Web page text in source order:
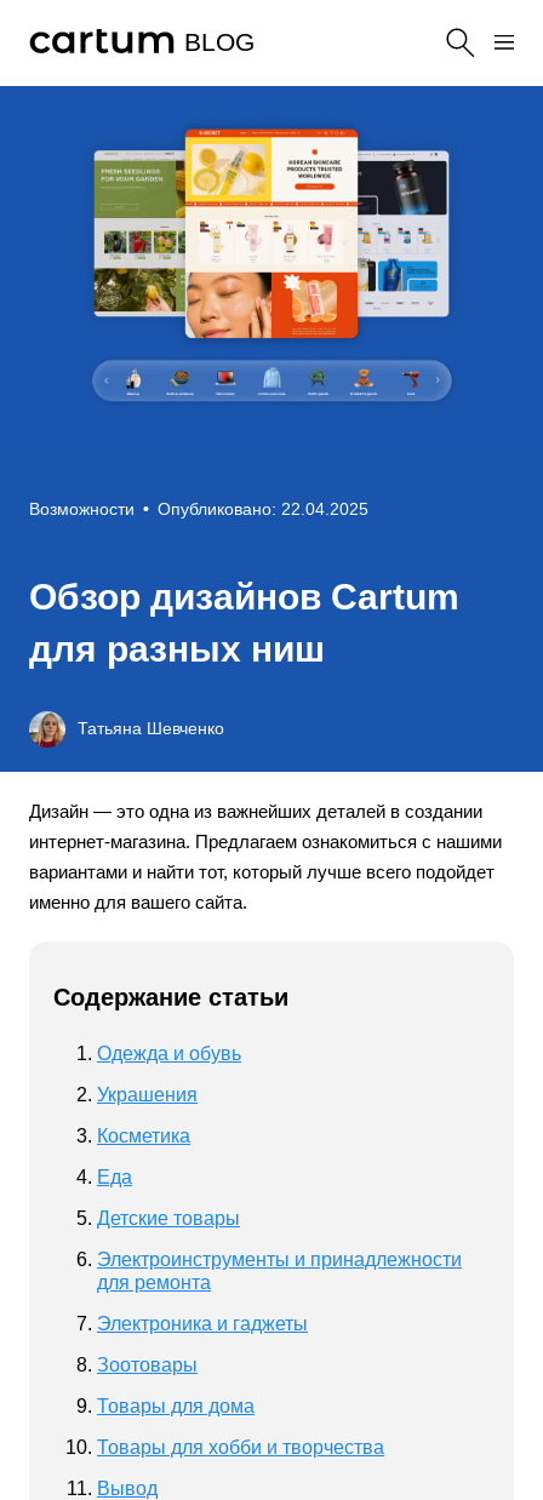
BLOG
Возможности • Опубликовано: 22.04.2025
Обзор дизайнов Cartum
для разных ниш
Татьяна Шевченко
Дизайн — это одна из важнейших деталей в создании
интернет-магазина. Предлагаем ознакомиться с нашими
вариантами и найти тот, который лучше всего подойдет
именно для вашего сайта.
Содержание статьи
Одежда и обувь
Украшения
Косметика
Еда
Детские товары
Электроинструменты и принадлежности
для ремонта
Электроника и гаджеты
Зоотовары
Товары для дома
Товары для хобби и творчества
Вывод